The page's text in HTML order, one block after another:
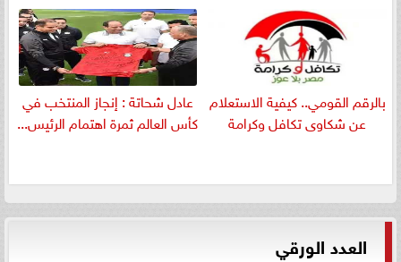
بالرقم القومي.. كيفية الاستعلام
عن شكاوى تكافل وكرامة
عادل شحاتة : إنجاز المنتخب في
كأس العالم ثمرة اهتمام الرئيس...
العدد الورقي